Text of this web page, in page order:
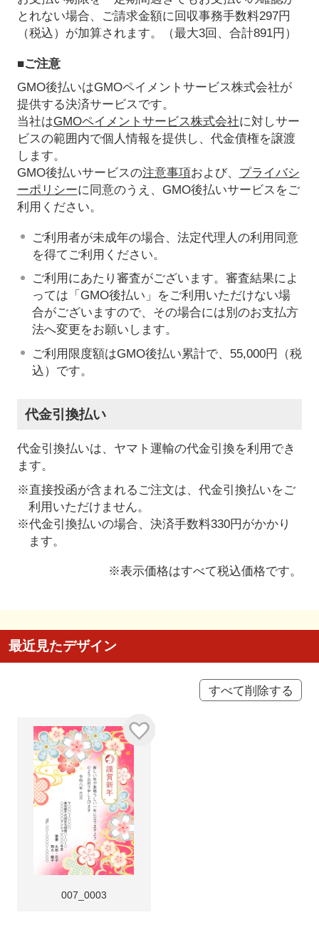
とれない場合、ご請求金額に回収事務手数料297円
（税込）が加算されます。（最大3回、合計891円）
■ご注意
GMO後払いはGMOペイメントサービス株式会社が
提供する決済サービスです。
当社はGMOペイメントサービス株式会社に対しサー
ビスの範囲内で個人情報を提供し、代金債権を譲渡
します。
GMO後払いサービスの注意事項および、 プライバシ
ーポリシーに同意のうえ、GMO後払いサービスをご
利用ください。
ご利用者が未成年の場合、法定代理人の利用同意
を得てご利用ください。
ご利用にあたり審査がございます。審査結果によ
っては「GMO後払い」をご利用いただけない場
合がございますので、その場合には別のお支払方
法へ変更をお願いします。
ご利用限度額はGMO後払い累計で、55,000円（税
込）です。
代金引換払い
代金引換払いは、ヤマト運輸の代金引換を利用でき
ます。
※直接投函が含まれるご注文は、代金引換払いをご
利用いただけません。
※代金引換払いの場合、決済手数料330円がかかり
ます。
※表示価格はすべて税込価格です。
最近見たデザイン
すべて削除する
007_0003